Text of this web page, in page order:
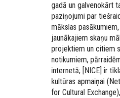
gadā un galvenokārt
paziņojumi par
mākslas
jaunākajiem skaņu
projektiem un citiem
notikumiem,
internetā; [NICE] ir
kultūras apmaiņai
for Cultural